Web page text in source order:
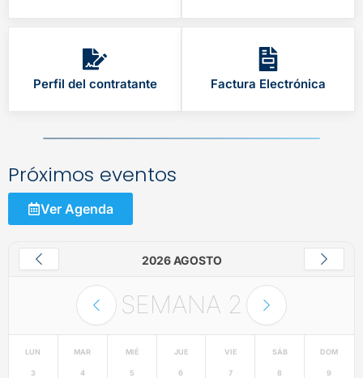
Perfil del contratante Factura Electrónica
Próximos eventos
Ver Agenda
2026 AGOSTO
SEMANA 2
LUN
3
MAR
4
MIÉ
5
JUE
6
VIE
7
SÁB
8
DOM
9